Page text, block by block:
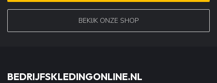
BEKIJK ONZE SHOP
BEDRIJFSKLEDINGONLINE.NL